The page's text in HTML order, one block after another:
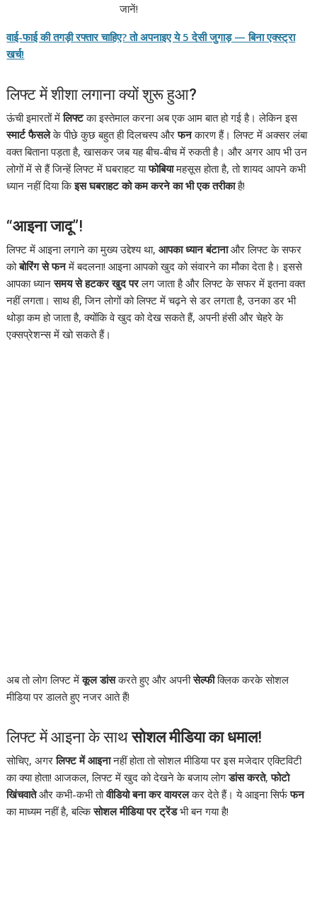
जानें!
वाई-फाई की तगड़ी रफ्तार चाहिए? तो अपनाइए ये 5 देसी जुगाड़ — बिना एक्स्ट्रा
खर्च!
लिफ्ट में शीशा लगाना क्यों शुरू हुआ?
ऊंची इमारतों मेंलिफ्टका इस्तेमाल करना अब एक आम बात हो गई है। लेकिन इस
स्मार्ट फैसलेके पीछे कुछ बहुत ही दिलचस्प औरफनकारण हैं। लिफ्ट में अक्सर लंबा
वक्त बिताना पड़ता है, खासकर जब यह बीच-बीच में रुकती है। और अगर आप भी उन
लोगों में से हैं जिन्हें लिफ्ट में घबराहट याफोबियामहसूस होता है, तो शायद आपने कभी
ध्यान नहीं दिया किइस घबराहट को कम करने का भी एक तरीकाहै!
“आइना जादू”!
लिफ्ट में आइना लगाने का मुख्य उद्देश्य था,आपका ध्यान बंटानाऔर लिफ्ट के सफर
कोबोरिंग से फनमें बदलना! आइना आपको खुद को संवारने का मौका देता है। इससे
आपका ध्यानसमय से हटकर खुद परलग जाता है और लिफ्ट के सफर में इतना वक्त
नहीं लगता। साथ ही, जिन लोगों को लिफ्ट में चढ़ने से डर लगता है, उनका डर भी
थोड़ा कम हो जाता है, क्योंकि वे खुद को देख सकते हैं, अपनी हंसी और चेहरे के
एक्सप्रेशन्स में खो सकते हैं।
अब तो लोग लिफ्ट मेंकूल डांसकरते हुए और अपनीसेल्फीक्लिक करके सोशल
मीडिया पर डालते हुए नजर आते हैं!
लिफ्ट में आइना के साथसोशल मीडिया का धमाल!
सोचिए, अगरलिफ्ट में आइनानहीं होता तो सोशल मीडिया पर इस मजेदार एक्टिविटी
का क्या होता! आजकल, लिफ्ट में खुद को देखने के बजाय लोगडांस करते,फोटो
खिंचवातेऔर कभी-कभी तोवीडियो बना कर वायरलकर देते हैं। ये आइना सिर्फफन
का माध्यम नहीं है, बल्किसोशल मीडिया पर ट्रेंडभी बन गया है!